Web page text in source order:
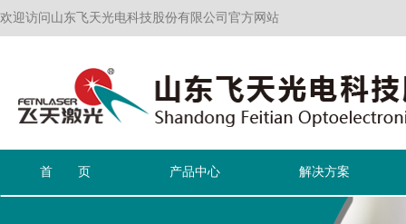
欢迎访问山东飞天光电科技股份有限公司官方网站
首 页 产品中心 解决方案